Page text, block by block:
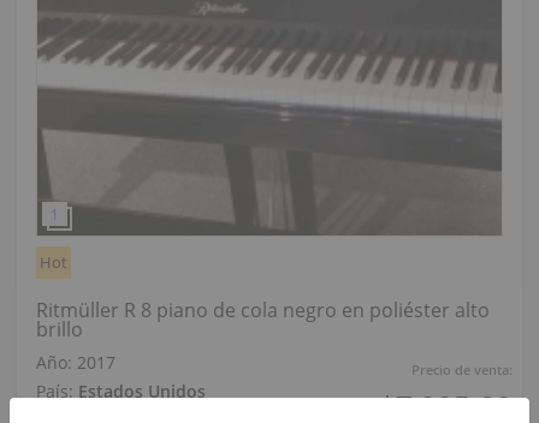
Precio de venta:
$7,995.00
Hot
Ritmüller R 8 piano de cola negro en poliéster alto
brillo
Año: 2017
País: Estados Unidos